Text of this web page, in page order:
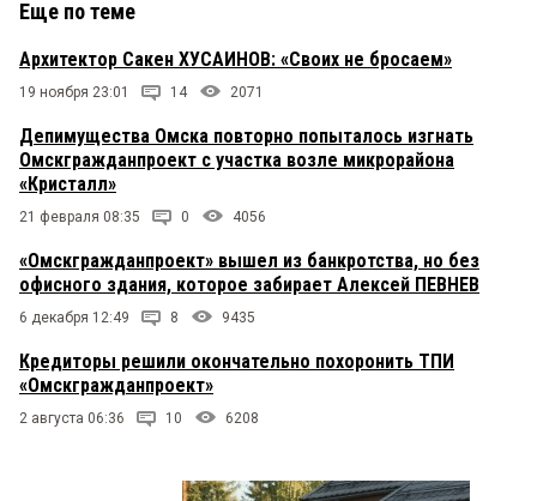
Еще по теме
Архитектор Сакен ХУСАИНОВ: «Своих не бросаем»
19 ноября 23:01 14 2071
Депимущества Омска повторно попыталось изгнать
Омскгражданпроект с участка возле микрорайона
«Кристалл»
21 февраля 08:35 0 4056
«Омскгражданпроект» вышел из банкротства, но без
офисного здания, которое забирает Алексей ПЕВНЕВ
6 декабря 12:49 8 9435
Кредиторы решили окончательно похоронить ТПИ
«Омскгражданпроект»
2 августа 06:36 10 6208